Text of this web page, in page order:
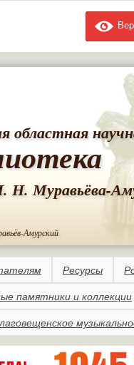
областная
Н. Муравьёва-
Амурский
Ресурсы
памятники и коллекции